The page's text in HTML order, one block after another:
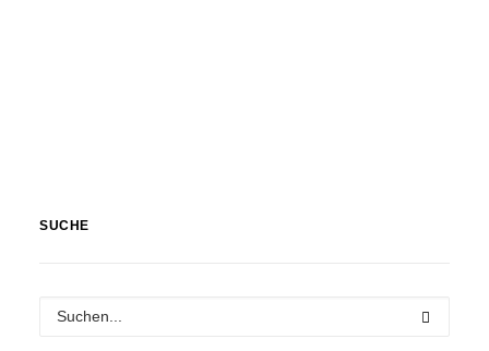
SUCHE